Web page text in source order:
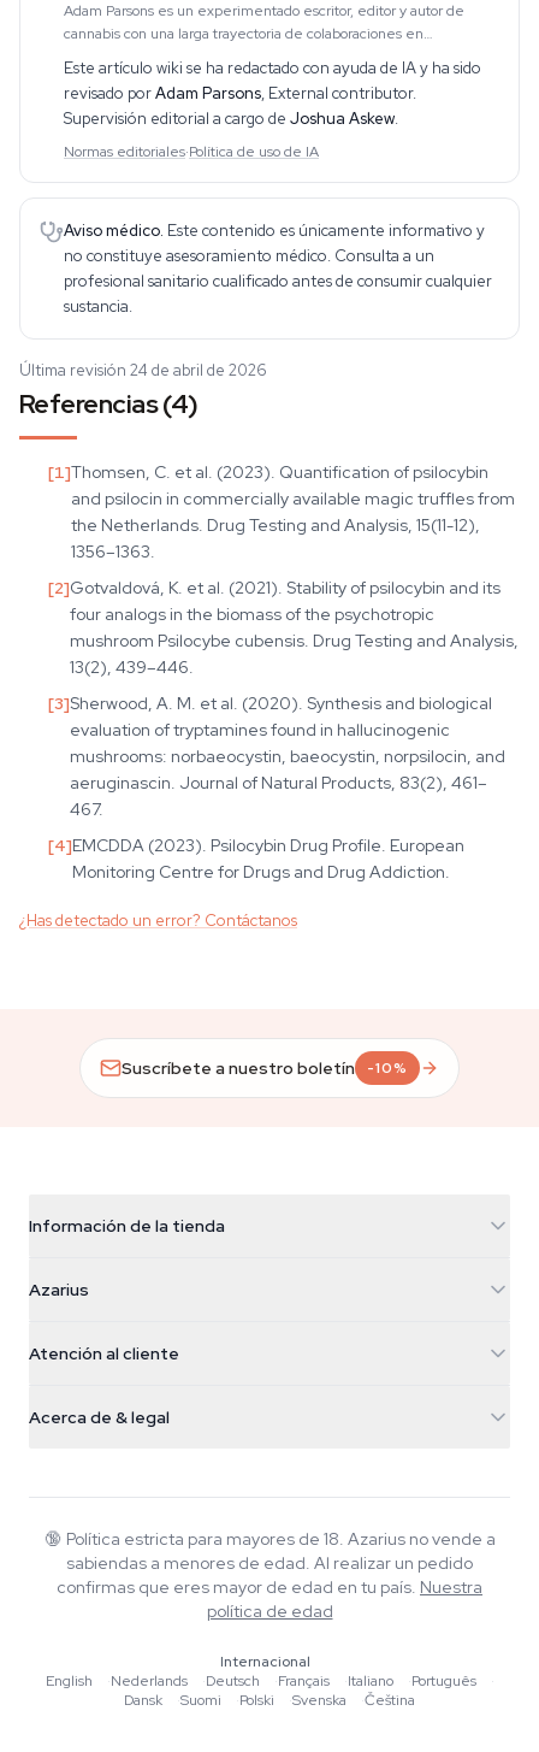
Adam Parsons es un experimentado escritor, editor y autor de
cannabis con una larga trayectoria de colaboraciones en
los etnobotánicos y temas relacio
Este artículo wiki se ha redactado con ayuda de IA y ha sido
revisado porAdam Parsons, External contributor.
Supervisión editorial a cargo de Joshua Askew.
Normas editoriales·Política de uso de IA
Aviso médico. Este contenido es únicamente informativo y
no constituye asesoramiento médico. Consulta a un
profesional sanitario cualificado antes de consumir cualquier
sustancia.
Última revisión 24 de abril de 2026
Referencias (4)
[1]Thomsen, C. et al. (2023). Quantification of psilocybin
and psilocin in commercially available magic truffles from
the Netherlands. Drug Testing and Analysis, 15(11-12),
1356–1363.
[2]Gotvaldová, K. et al. (2021). Stability of psilocybin and its
four analogs in the biomass of the psychotropic
mushroom Psilocybe cubensis. Drug Testing and Analysis,
13(2), 439–446.
[3]Sherwood, A. M. et al. (2020). Synthesis and biological
evaluation of tryptamines found in hallucinogenic
mushrooms: norbaeocystin, baeocystin, norpsilocin, and
aeruginascin. Journal of Natural Products, 83(2), 461–
467.
[4]EMCDDA (2023). Psilocybin Drug Profile. European
Monitoring Centre for Drugs and Drug Addiction.
¿Has detectado un error? Contáctanos
Suscríbete a nuestro boletín -10%
Información de la tienda
Galvaniweg 11
Nederland
+31(0)204897914
Azarius
Smokeshop
Atención al cliente
Política de devolución
Preguntas frecuentes
Política de privacidad
Acerca de & legal
Wiki
Blog
Música
Herramientas y Calculadoras
🔞 Política estricta para mayores de 18. Azarius no vende a
sabiendas a menores de edad. Al realizar un pedido
confirmas que eres mayor de edad en tu país. Nuestra
política de edad
Internacional
English
·Nederlands ·Deutsch ·Français ·Italiano ·Português
·
Dansk
·Suomi ·Polski ·Svenska ·Čeština